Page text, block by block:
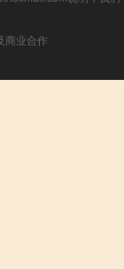
商业合作